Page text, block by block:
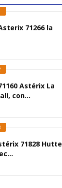
71266 la
Astérix La
con...
71828 Hutte